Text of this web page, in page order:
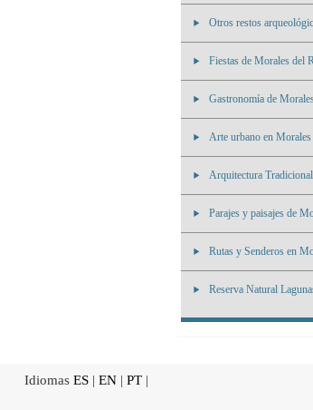
Otros restos
Fiestas de Morales del
Gastronomía de
Arte urbano en
Arquitectura
Parajes y paisajes de
Rutas y Senderos en
Reserva Natural
Idiomas ES | EN | PT |